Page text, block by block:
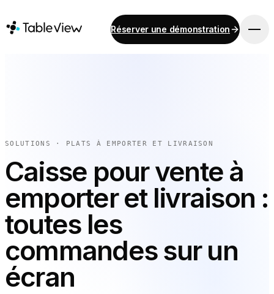
Réserver une démonstration
Comptabilité
Approvisionnement
Menu en ligne et commande sur mobile
Instant Site
SOLUTIONS
PAR TYPE DE LIEU
SOLUTIONS · PLATS À EMPORTER ET LIVRAISON
Caisse pour vente à
emporter et livraison :
toutes les
commandes sur un
écran